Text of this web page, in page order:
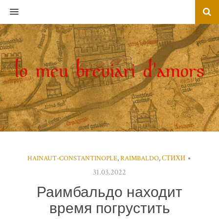
MENU
HAINAUT-CONSTANTINOPLE,RAIMBALDO,СТИХИ
31.03.2022
Раимбальдо находит
время погрустить